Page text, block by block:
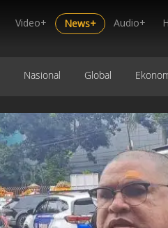
Video+ News+ Audio+
Nasional Global